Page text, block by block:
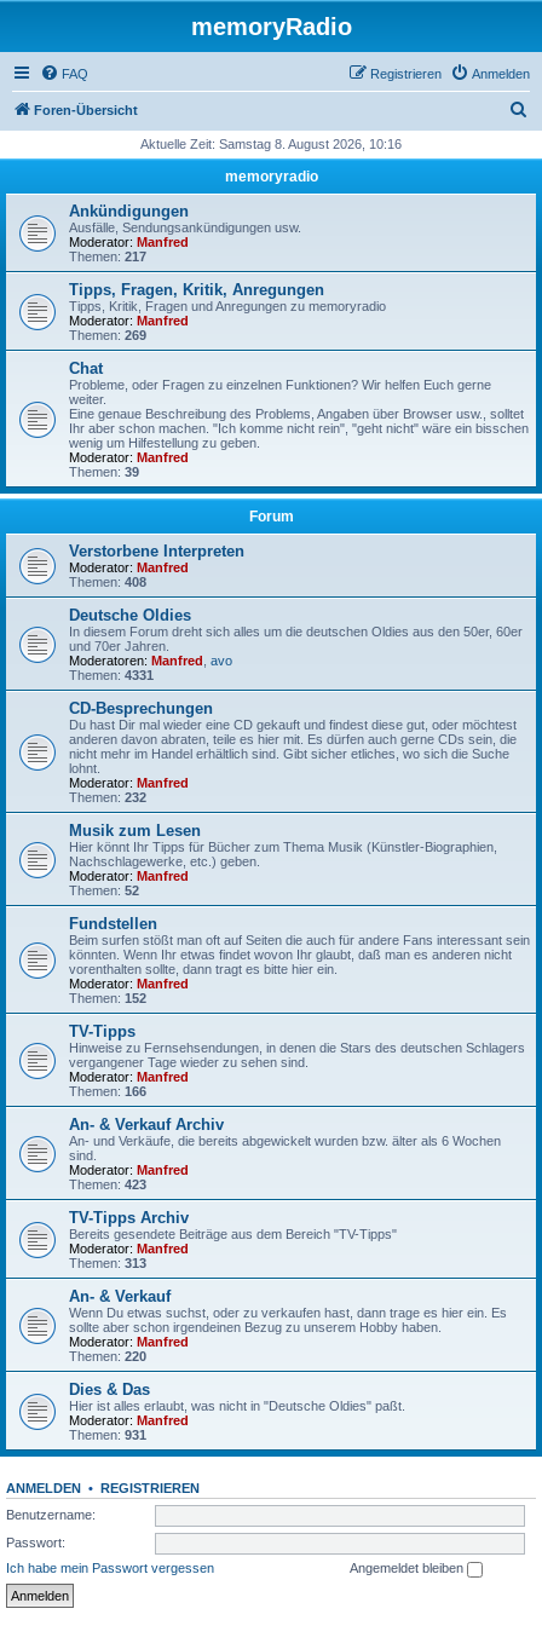
memoryRadio
FAQ Anmelden
Registrieren
Foren-Übersicht
h
Aktuelle Zeit: Samstag 8. August 2026, 10:16
memoryradio
Ankündigungen
Ausfälle, Sendungsankündigungen usw.
Moderator: Manfred
Themen: 217
Tipps, Fragen, Kritik, Anregungen
Tipps, Kritik, Fragen und Anregungen zu memoryradio
Moderator: Manfred
Themen: 269
Chat
Probleme, oder Fragen zu einzelnen Funktionen? Wir helfen Euch gerne
weiter.
Eine genaue Beschreibung des Problems, Angaben über Browser usw., solltet
Ihr aber schon machen. "Ich komme nicht rein", "geht nicht" wäre ein bisschen
wenig um Hilfestellung zu geben.
Moderator: Manfred
Themen: 39
Forum
Verstorbene Interpreten
Moderator: Manfred
Themen: 408
Deutsche Oldies
In diesem Forum dreht sich alles um die deutschen Oldies aus den 50er, 60er
und 70er Jahren.
Moderatoren: Manfred avo
Themen: 4331
CD-Besprechungen
Du hast Dir mal wieder eine CD gekauft und findest diese gut, oder möchtest
anderen davon abraten, teile es hier mit. Es dürfen auch gerne CDs sein, die
nicht mehr im Handel erhältlich sind. Gibt sicher etliches, wo sich die Suche
lohnt.
Moderator: Manfred
Themen: 232
Musik zum Lesen
Hier könnt Ihr Tipps für Bücher zum Thema Musik (Künstler-Biographien,
Nachschlagewerke, etc.) geben.
Moderator: Manfred
Themen: 52
Fundstellen
Beim surfen stößt man oft auf Seiten die auch für andere Fans interessant sein
könnten. Wenn Ihr etwas findet wovon Ihr glaubt, daß man es anderen nicht
vorenthalten sollte, dann tragt es bitte hier ein.
Moderator: Manfred
Themen: 152
TV-Tipps
Hinweise zu Fernsehsendungen, in denen die Stars des deutschen Schlagers
vergangener Tage wieder zu sehen sind.
Moderator: Manfred
Themen: 166
An- & Verkauf Archiv
An- und Verkäufe, die bereits abgewickelt wurden bzw. älter als 6 Wochen
sind.
Moderator: Manfred
Themen: 423
TV-Tipps Archiv
Bereits gesendete Beiträge aus dem Bereich "TV-Tipps"
Moderator: Manfred
Themen: 313
An- & Verkauf
Wenn Du etwas suchst, oder zu verkaufen hast, dann trage es hier ein. Es
sollte aber schon irgendeinen Bezug zu unserem Hobby haben.
Moderator: Manfred
Themen: 220
Dies & Das
Hier ist alles erlaubt, was nicht in "Deutsche Oldies" paßt.
Moderator: Manfred
Themen: 931
ANMELDEN • REGISTRIEREN
Benutzername:
Passwort:
Ich habe mein Passwort vergessen
Angemeldet bleiben